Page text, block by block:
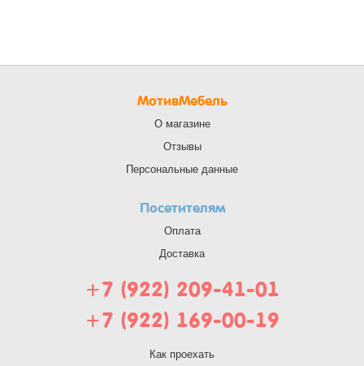
МотивМебель
О магазине
Отзывы
Персональные данные
Посетителям
Оплата
Доставка
+7 (922) 209-41-01
+7 (922) 169-00-19
Как проехать